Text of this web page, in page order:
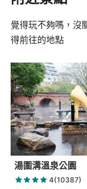
覺得玩不夠嗎，沒
得前往的地點
湯圍溝溫泉公園
4(10387)